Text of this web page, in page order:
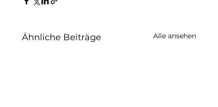
Ähnliche Beiträge Alle ansehen